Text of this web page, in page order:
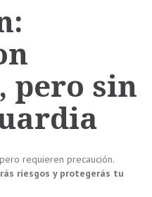
pero sin
requieren precaución.
riesgos y protegerás tu